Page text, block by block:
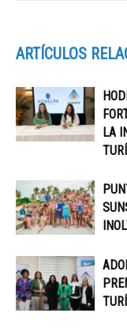
ARTÍCULOS
LA